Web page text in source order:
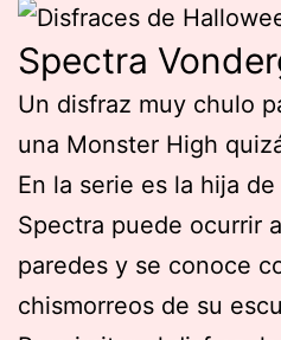
Spectra
Un disfraz muy chulo
una Monster High
En la serie es la hija
Spectra puede ocurrir
paredes y se conoce
chismorreos de su